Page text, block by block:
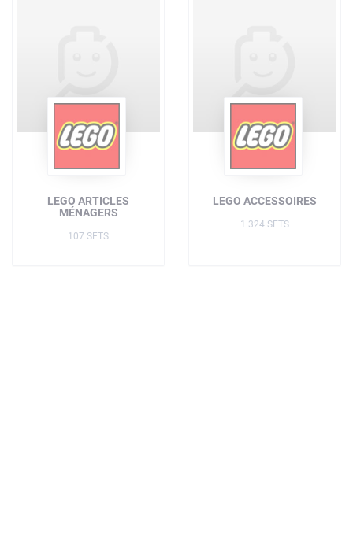
LEGO ARTICLES
MÉNAGERS
107 SETS
LEGO ACCESSOIRES
1 324 SETS